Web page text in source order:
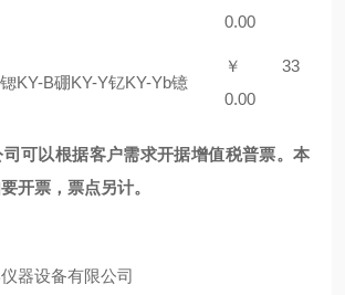
0.00
KY-B硼KY-Y钇KY-Yb镱
￥ 33
0.00
可以根据客户需求开据增值税普票。本
开票，票点另计。
器设备有限公司